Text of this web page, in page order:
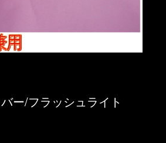
ー/フラッシュライト